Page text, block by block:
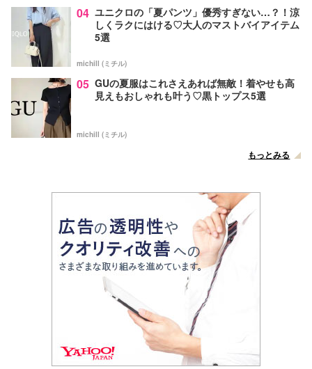
04 ユニクロの「夏パンツ」優秀すぎない…？！涼
しくラクにはける♡大人のマストバイアイテム
5選
michill (ミチル)
05 GUの夏服はこれさえあれば無敵！着やせも高
見えもおしゃれも叶う♡黒トップス5選
michill (ミチル)
もっとみる